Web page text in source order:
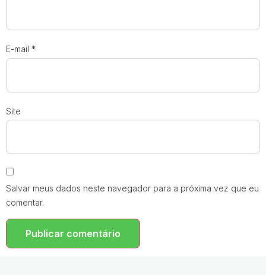
E-mail *
Site
Salvar meus dados neste navegador para a próxima vez que eu
comentar.